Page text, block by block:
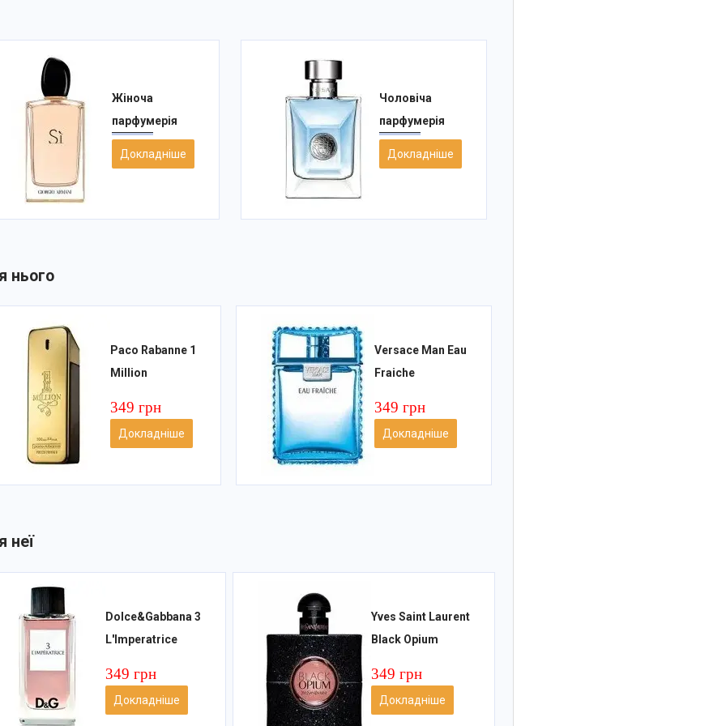
Жіноча
парфумерія
Докладніше
Чоловіча
парфумерія
Докладніше
нього
Paco Rabanne 1
Million
349 грн
Докладніше
Versace Man Eau
Fraiche
349 грн
Докладніше
неї
Dolce&Gabbana 3
L'Imperatrice
349 грн
Докладніше
Yves Saint Laurent
Black Opium
349 грн
Докладніше